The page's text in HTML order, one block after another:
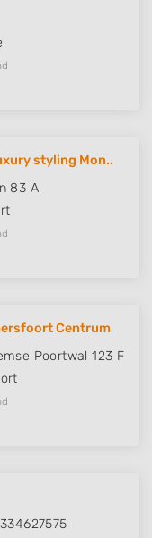
styling Mon..
83 A
Centrum
Poortwal 123 F